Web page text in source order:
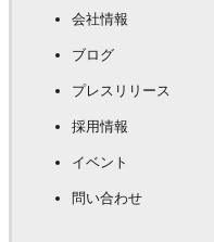
会社情報
ブログ
プレスリリース
採用情報
イベント
問い合わせ